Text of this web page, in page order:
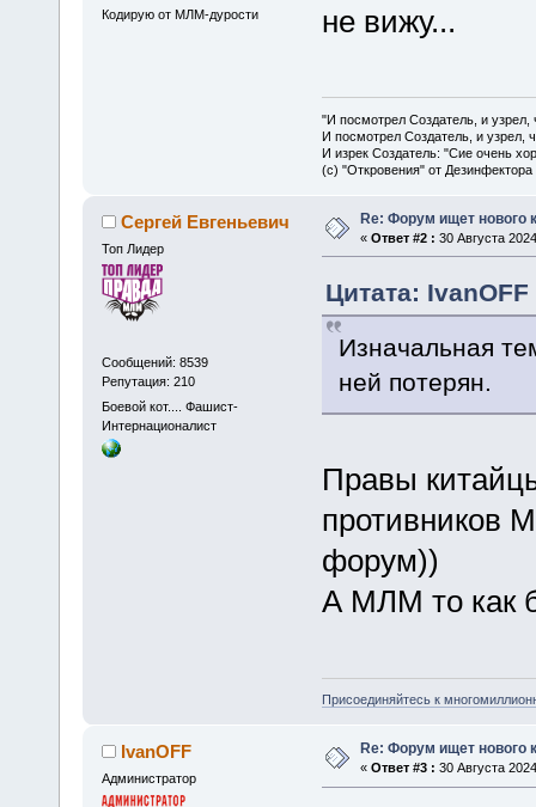
Кодирую от МЛМ-дурости
не вижу...
"И посмотрел Создатель, и
И посмотрел Создатель, и узрел,
И изрек Создатель: "Сие очень
(с) "Откровения" от Дезинфектора
Сергей Евгеньевич
Топ Лидер
Сообщений: 8539
Репутация: 210
Боевой кот.... Фашист-
Интернационалист
Re: Форум ищет нового
« Ответ #2 : 30 Августа
Цитата:
Изначальная
ней потерян.
Правы
противников
форум))
А МЛМ то как
Присоединяйтесь к
IvanOFF
Администратор
Re: Форум ищет нового
« Ответ #3 : 30 Августа